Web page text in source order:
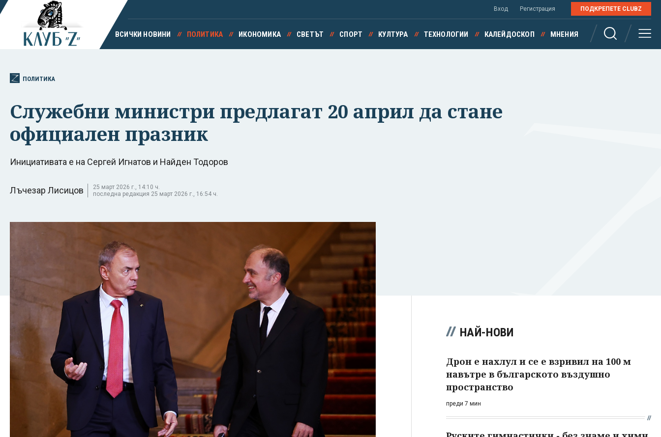
Вход Регистрация ПОДКРЕПЕТЕ CLUBZ
ВСИЧКИ НОВИНИ ПОЛИТИКА ИКОНОМИКА СВЕТЪТ СПОРТ КУЛТУРА ТЕХНОЛОГИИ КАЛЕЙДОСКОП МНЕНИЯ
ПОЛИТИКА
Служебни министри предлагат 20 април да стане
официален празник
Инициативата е на Сергей Игнатов и Найден Тодоров
Лъчезар Лисицов
25 март 2026 г., 14:10 ч.
последна редакция 25 март 2026 г., 16:54 ч.
НАЙ-НОВИ
Дрон е нахлул и се е взривил на 100 м
навътре в българското въздушно
пространство
преди 7 мин